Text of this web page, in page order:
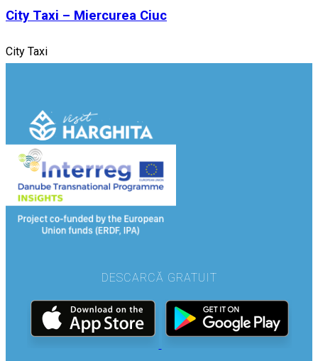
City Taxi – Miercurea Ciuc
City Taxi
DESCARCĂ GRATUIT